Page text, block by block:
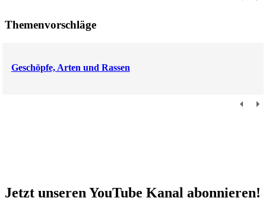
Themenvorschläge
Geschöpfe, Arten und Rassen
Jetzt unseren YouTube Kanal abonnieren!